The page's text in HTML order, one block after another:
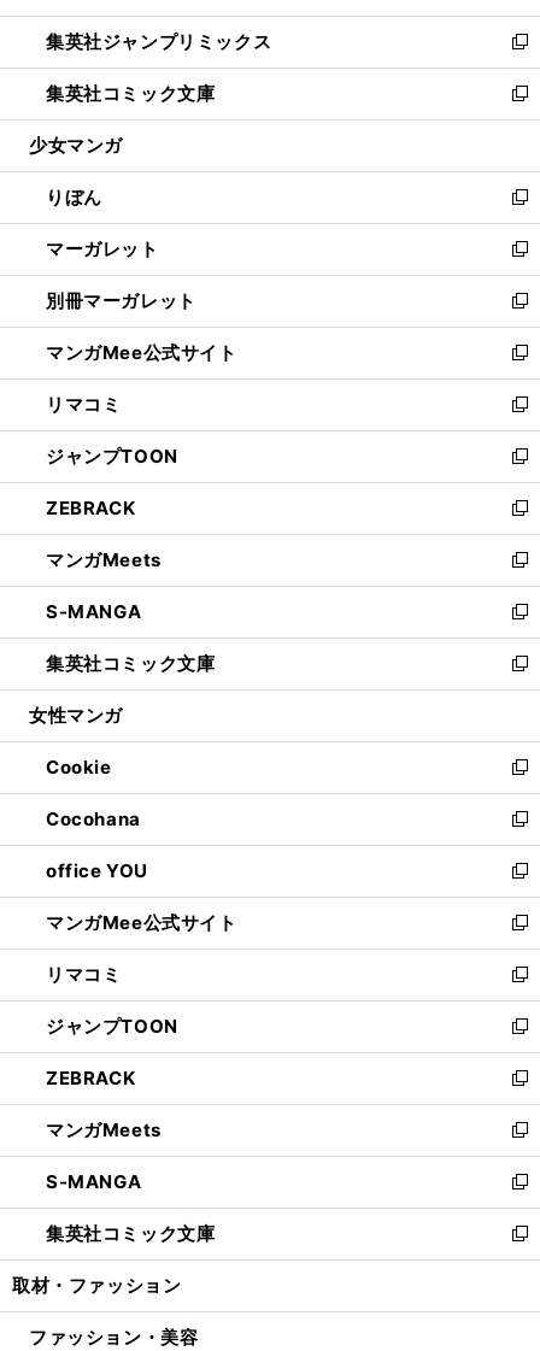
開
く
ウ
で
開
く
ン
ド
ウ
で
開
ウ
ィ
ン
ド
ウ
開
く
し
い
ウ
ィ
ン
ウ
で
開
く
集英社ジャンプリミックス
新
し
い
ウ
ン
ド
ウ
で
開
く
集英社コミック文庫
新
し
ウ
ィ
ン
ド
ウ
で
開
く
少女マンガ
りぼん
新
し
い
ウ
ィ
ン
ド
ウ
で
開
く
マーガレット
新
し
い
ウ
ィ
ン
ド
ウ
で
開
く
別冊マーガレット
新
し
い
ウ
ィ
ン
ド
ウ
で
開
く
マンガMee公式サイト
新
し
い
ウ
ィ
ン
ド
ウ
で
開
く
リマコミ
新
し
い
ウ
ィ
ン
ド
ウ
で
開
く
ジャンプTOON
新
し
い
ウ
ィ
ン
ド
ウ
で
開
ZEBRACK
新
し
い
ウ
ィ
ン
ド
ウ
開
く
マンガMeets
新
し
い
ウ
ィ
ン
ウ
で
開
く
S-MANGA
新
し
い
ウ
ン
ド
ウ
で
開
く
集英社コミック文庫
新
し
ウ
ィ
ン
ド
ウ
で
開
く
女性マンガ
Cookie
新
し
い
ウ
ィ
ン
ド
ウ
で
開
く
Cocohana
新
し
い
ウ
ィ
ン
ド
ウ
で
開
く
office YOU
新
し
い
ウ
ィ
ン
ド
ウ
で
開
く
マンガMee公式サイト
新
し
い
ウ
ィ
ン
ド
ウ
で
開
く
リマコミ
新
し
い
ウ
ィ
ン
ド
ウ
で
開
く
ジャンプTOON
新
し
い
ウ
ィ
ン
ド
ウ
で
開
ZEBRACK
新
し
い
ウ
ィ
ン
ド
ウ
開
マンガMeets
新
し
い
ウ
ィ
ン
ウ
S-MANGA
新
し
い
ウ
ン
集英社コミック文庫
新
し
ウ
取材・ファッション
ファッション・美容